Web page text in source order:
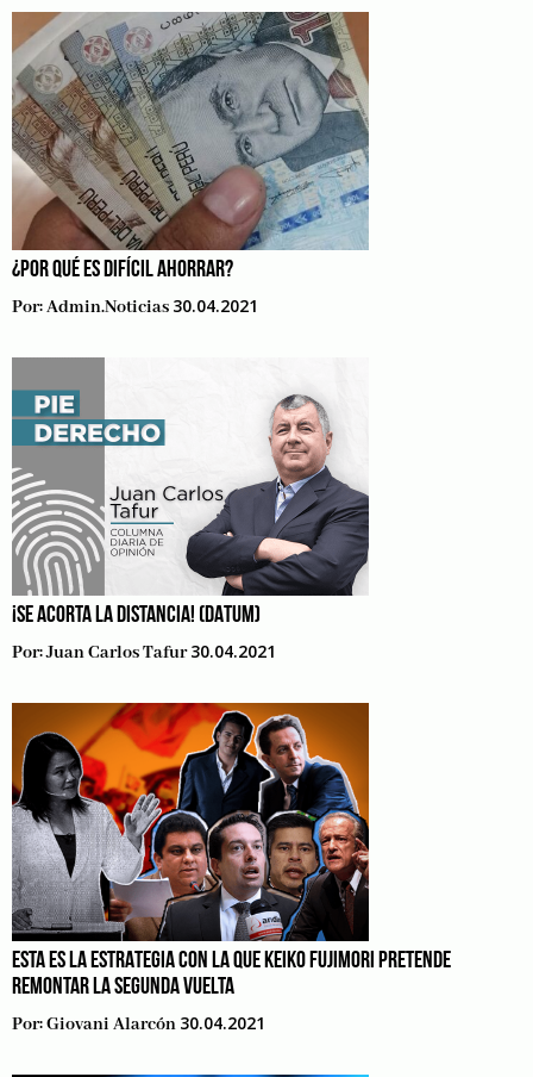
¿POR QUÉ ES DIFÍCIL AHORRAR?
Por:Admin.noticias 30.04.2021
¡SE ACORTA LA DISTANCIA! (DATUM)
Por:Juan Carlos Tafur 30.04.2021
ESTA ES LA ESTRATEGIA CON LA QUE KEIKO FUJIMORI PRETENDE
REMONTAR LA SEGUNDA VUELTA
Por:Giovani Alarcón 30.04.2021